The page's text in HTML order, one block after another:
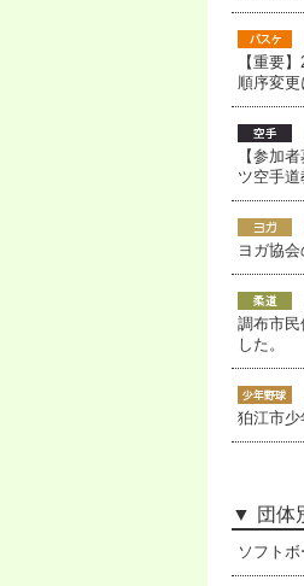
【重要
順序変
【参加
ツ空手道
ヨガ協
調布市民
した。
狛江市
団体
ソフト